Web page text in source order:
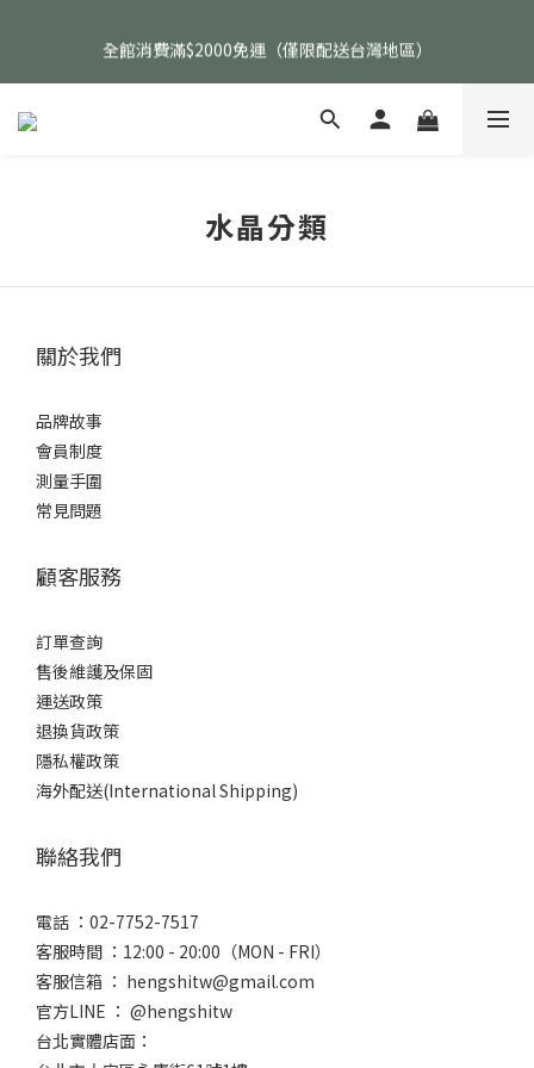
品除外）
全館消費滿$2000免運（僅限配送台灣地區）
父親節活動｜指定品項任選兩件88折（礦標｜高品水晶｜客製化商
水晶分類
關於我們
品牌故事
會員制度
測量手圍
常見問題
顧客服務
訂單查詢
售後維護及保固
運送政策
退換貨政策
隱私權政策
海外配送(International Shipping)
聯絡我們
電話 ：02-7752-7517
客服時間 ：12:00 - 20:00（MON - FRI）
客服信箱 ： hengshitw@gmail.com
官方LINE ： @hengshitw
台北實體店面：